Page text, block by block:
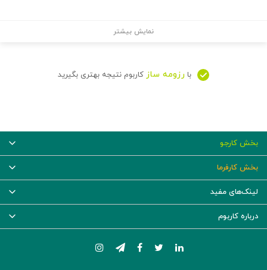
نمایش بیشتر
با رزومه ساز کاربوم نتیجه بهتری بگیرید
بخش کارجو
بخش کارفرما
لینک‌های مفید
درباره کاربوم